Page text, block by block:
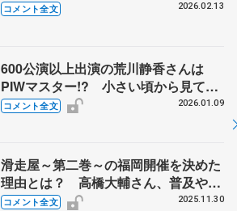
ら… アイスダンスに転向のマヨロフ
コメント全文 2026.02.13
600公演以上出演の荒川静香さんは
PIWマスター!? 小さい頃から見てき
た渡辺倫果「感慨深い」【PIW東京公
コメント全文 2026.01.09
滑走屋～第二巻～の福岡開催を決めた
理由とは？ 高橋大輔さん、普及やシ
ョー演出、箱推し促進への思い語る
コメント全文 2025.11.30